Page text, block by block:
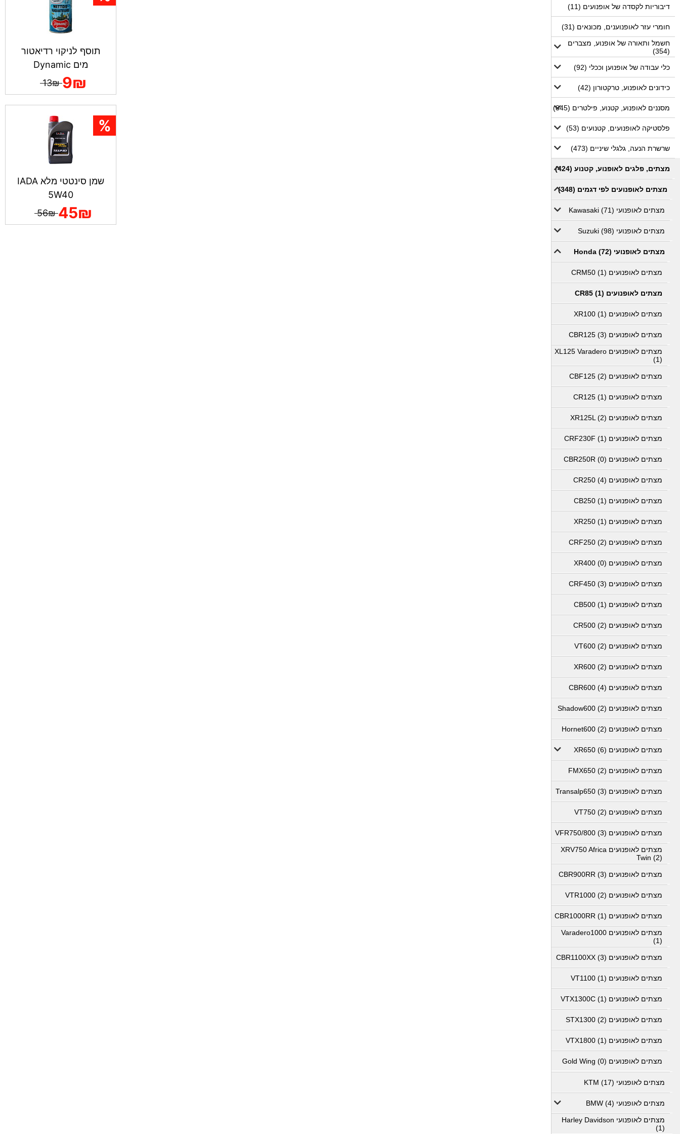
דיבוריות לקסדה של אופנועים (11)
חומרי עזר לאופנוענים, מכונאים (31)
חשמל ותאורה של אופנוע, מצברים
(354)
כלי עבודה של אופנוען וככלי (92)
כידונים לאופנוע, טרקטורון (42)
מסננים לאופנוע, קטנוע, פילטרים (845)
פלסטיקה לאופנועים, קטנועים (53)
שרשרת הנעה, גלגלי שיניים (473)
מצתים, פלגים לאופנוע, קטנוע (424)
מצתים לאופנועים לפי דגמים (348)
מצתים לאופנועי Kawasaki (71)
מצתים לאופנועי Suzuki (98)
מצתים לאופנועי Honda (72)
מצתים לאופנועים CRM50 (1)
מצתים לאופנועים CR85 (1)
מצתים לאופנועים XR100 (1)
מצתים לאופנועים CBR125 (3)
מצתים לאופנועים XL125 Varadero
(1)
מצתים לאופנועים CBF125 (2)
מצתים לאופנועים CR125 (1)
מצתים לאופנועים XR125L (2)
מצתים לאופנועים CRF230F (1)
מצתים לאופנועים CBR250R (0)
מצתים לאופנועים CR250 (4)
מצתים לאופנועים CB250 (1)
מצתים לאופנועים XR250 (1)
מצתים לאופנועים CRF250 (2)
מצתים לאופנועים XR400 (0)
מצתים לאופנועים CRF450 (3)
מצתים לאופנועים CB500 (1)
מצתים לאופנועים CR500 (2)
מצתים לאופנועים VT600 (2)
מצתים לאופנועים XR600 (2)
מצתים לאופנועים CBR600 (4)
מצתים לאופנועים Shadow600 (2)
מצתים לאופנועים Hornet600 (2)
מצתים לאופנועים XR650 (6)
מצתים לאופנועים FMX650 (2)
מצתים לאופנועים Transalp650 (3)
מצתים לאופנועים VT750 (2)
מצתים לאופנועים VFR750/800 (3)
מצתים לאופנועים XRV750 Africa
Twin (2)
מצתים לאופנועים CBR900RR (3)
מצתים לאופנועים VTR1000 (2)
מצתים לאופנועים CBR1000RR (1)
מצתים לאופנועים Varadero1000
(1)
מצתים לאופנועים CBR1100XX (3)
מצתים לאופנועים VT1100 (1)
מצתים לאופנועים VTX1300C (1)
מצתים לאופנועים STX1300 (2)
מצתים לאופנועים VTX1800 (1)
מצתים לאופנועים Gold Wing (0)
מצתים לאופנועי KTM (17)
מצתים לאופנועי BMW (4)
מצתים לאופנועי Harley Davidson
(1)
תוסף לניקוי רדיאטור
מים Dynamic
9₪
13₪
שמן סינטטי מלא IADA
5W40
45₪
56₪